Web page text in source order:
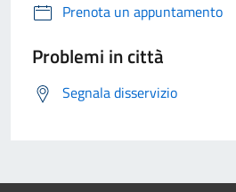
Prenota un appuntamento
Problemi in città
Segnala disservizio